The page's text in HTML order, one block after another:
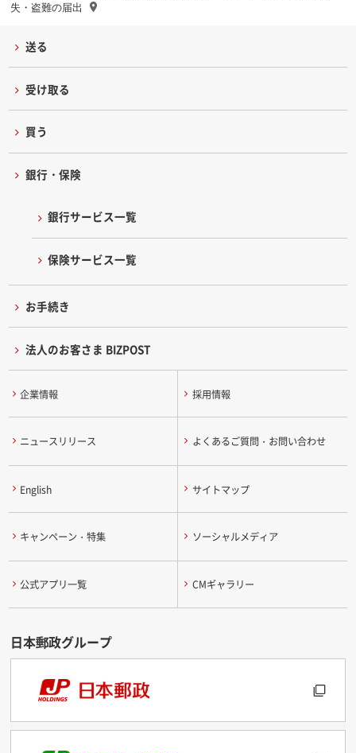
失・盗難の届出
送る
受け取る
買う
銀行・保険
銀行サービス一覧
保険サービス一覧
お手続き
法人のお客さま BIZPOST
企業情報 採用情報
ニュースリリース よくあるご質問・お問い合わせ
English サイトマップ
キャンペーン・特集 ソーシャルメディア
公式アプリ一覧 CMギャラリー